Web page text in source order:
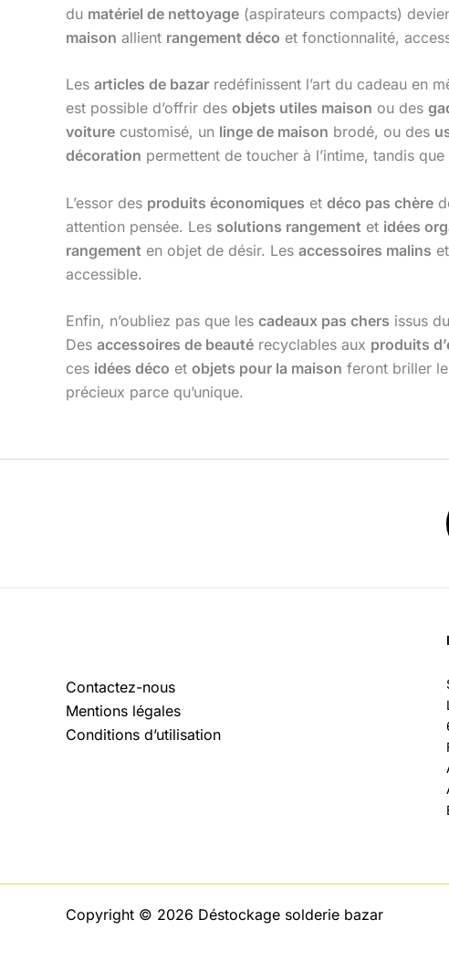
du matériel de nettoyage (aspirateurs compacts)
maison allient rangement déco et fonctionnalité,
Les articles de bazar redéfinissent l’art du cadeau en
est possible d’offrir des objets utiles maison ou des
voiture customisé, un linge de maison brodé, ou des
décoration permettent de toucher à l’intime, tandis que
L’essor des produits économiques et déco pas chère
attention pensée. Les solutions rangement et idées
rangement en objet de désir. Les accessoires malins et
accessible.
Enfin, n’oubliez pas que les cadeaux pas chers issus
Des accessoires de beauté recyclables aux produits
ces idées déco et objets pour la maison feront briller
précieux parce qu’unique.
Contactez-nous
Mentions légales
Conditions d’utilisation
Copyright © 2026 Déstockage solderie bazar